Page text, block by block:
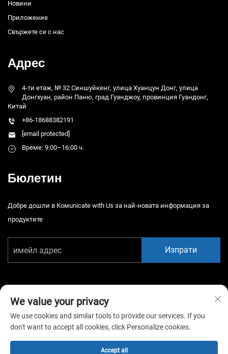
Новини
Приложение
Свържете се с нас
Адрес
4-ти етаж, № 32 Синшуйкенг, улица Хуанцун Донг, улица
Донгхуан, район Паню, град Гуанджоу, провинция Гуандонг,
Китай
+86-18688382191
[email protected]
Време: 9:00–16:00 ч.
Бюлетин
Добре дошли в Комunicate with Us за най-новата информация за
продуктите
Изпрати
Автоматично право © 2026 Китай Гуанджоу Сяотонгао Амюзмън
Бгейм Екипмънт К., Лтд. Всички права запазени. - Политика за
We value your privacy
We use cookies and similar tools to provide our services. If you
don't want to accept all cookies, click Personalize cookies.
Accept all